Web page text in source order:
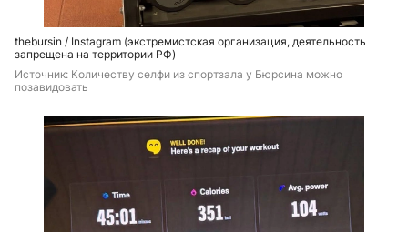
thebursin / Instagram (экстремистская организация, деятельность
запрещена на территории РФ)
Источник: Количеству селфи из спортзала у Бюрсина можно
позавидовать